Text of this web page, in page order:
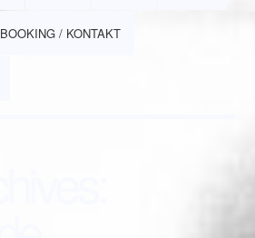
BOOKING / KONTAKT